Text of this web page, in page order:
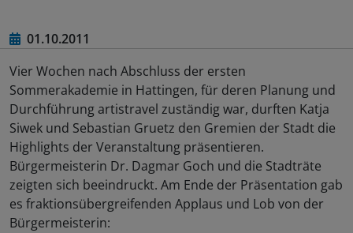
01.10.2011
Vier Wochen nach Abschluss der ersten
Sommerakademie in Hattingen, für deren Planung und
Durchführung artistravel zuständig war, durften Katja
Siwek und Sebastian Gruetz den Gremien der Stadt die
Highlights der Veranstaltung präsentieren.
Bürgermeisterin Dr. Dagmar Goch und die Stadträte
zeigten sich beeindruckt. Am Ende der Präsentation gab
es fraktionsübergreifenden Applaus und Lob von der
Bürgermeisterin: